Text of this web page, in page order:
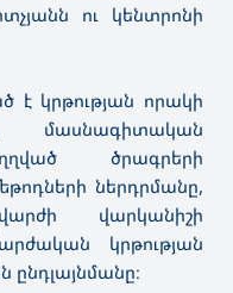
ու կենտրոնի
է կրթության որակի
մասնագիտական
ծրագրերի
ներդրմանը,
վարկանիշի
կրթության
ընդլայնմանը։